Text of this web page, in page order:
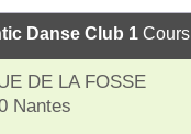
Danse Club 1
DE LA FOSSE
Nantes